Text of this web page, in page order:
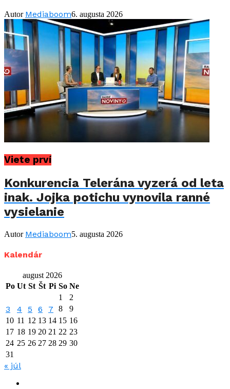
Autor Mediaboom6. augusta 2026
Viete prví
Konkurencia Telerána vyzerá od leta
inak. Jojka potichu vynovila ranné
vysielanie
Autor Mediaboom5. augusta 2026
Kalendár
august 2026
Po Ut St Št Pi So Ne
1
2
3 4 5 6 7 8
9
10 11 12 13 14 15 16
17 18 19 20 21 22 23
24 25 26 27 28 29 30
31
« júl